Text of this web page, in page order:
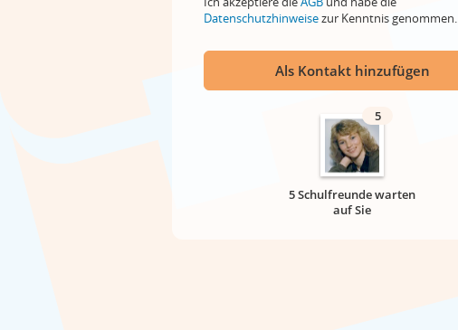
Datenschutzhinweisezur Kenntnis genommen.
Als Kontakt hinzufügen
5
5 Schulfreunde warten
auf Sie